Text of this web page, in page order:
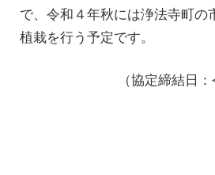
で、令和４年秋には浄法寺町の
植栽を行う予定です。
（協定締結日